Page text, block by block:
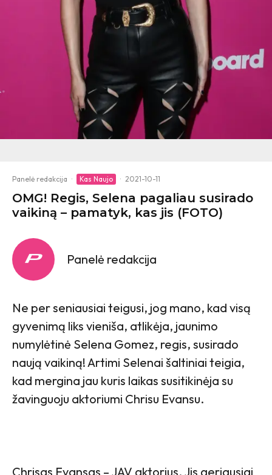
Panelė redakcija · Kas Naujo · 2021-10-11
OMG! Regis, Selena pagaliau susirado
vaikiną – pamatyk, kas jis (FOTO)
Panelė redakcija
Ne per seniausiai teigusi, jog mano, kad visą
gyvenimą liks vieniša, atlikėja, jaunimo
numylėtinė Selena Gomez, regis, susirado
naują vaikiną! Artimi Selenai šaltiniai teigia,
kad mergina jau kuris laikas susitikinėja su
žavinguoju aktoriumi Chrisu Evansu.
Chrisas Evansas – JAV aktorius. Jis geriausiai